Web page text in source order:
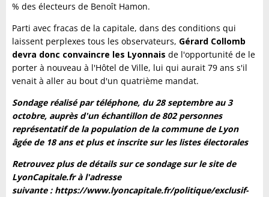
% des électeurs de Benoît Hamon.
Parti avec fracas de la capitale, dans des conditions qui
laissent perplexes tous les observateurs, Gérard Collomb
devra donc convaincre les Lyonnais de l'opportunité de le
porter à nouveau à l'Hôtel de Ville, lui qui aurait 79 ans s'il
venait à aller au bout d'un quatrième mandat.
Sondage réalisé par téléphone, du 28 septembre au 3
octobre, auprès d'un échantillon de 802 personnes
représentatif de la population de la commune de Lyon
âgée de 18 ans et plus et inscrite sur les listes électorales
Retrouvez plus de détails sur ce sondage sur le site de
LyonCapitale.fr à l'adresse
suivante : https://www.lyoncapitale.fr/politique/exclusif-